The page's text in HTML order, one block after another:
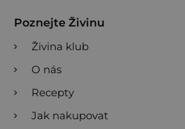
Poznejte Živinu
Živina klub
O nás
Recepty
Jak nakupovat